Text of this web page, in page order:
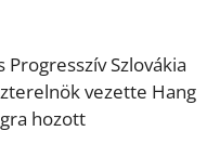
Szlovákia
vezette Hang
hozott